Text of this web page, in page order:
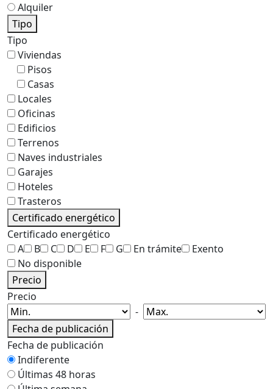
Alquiler
Tipo
Tipo
Viviendas
Pisos
Casas
Locales
Oficinas
Edificios
Terrenos
Naves industriales
Garajes
Hoteles
Trasteros
Certificado energético
Certificado energético
A
B C D E F G En trámite
Exento
No disponible
Precio
Precio
-
Fecha de publicación
Fecha de publicación
Indiferente
Últimas 48 horas